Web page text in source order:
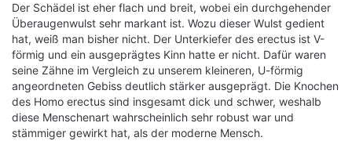
Der Schädel ist eher flach und breit, wobei ein durchgehender
Überaugenwulst sehr markant ist. Wozu dieser Wulst gedient
hat, weiß man bisher nicht. Der Unterkiefer des erectus ist V-
förmig und ein ausgeprägtes Kinn hatte er nicht. Dafür waren
seine Zähne im Vergleich zu unserem kleineren, U-förmig
angeordneten Gebiss deutlich stärker ausgeprägt. Die Knochen
des Homo erectus sind insgesamt dick und schwer, weshalb
diese Menschenart wahrscheinlich sehr robust war und
stämmiger gewirkt hat, als der moderne Mensch.